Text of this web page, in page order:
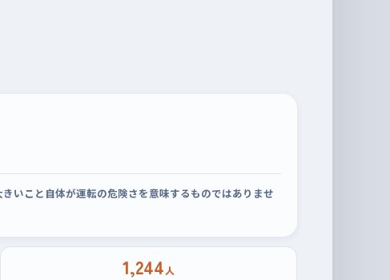
いこと自体が運転の危険さを意味するものではありませ
1,244人